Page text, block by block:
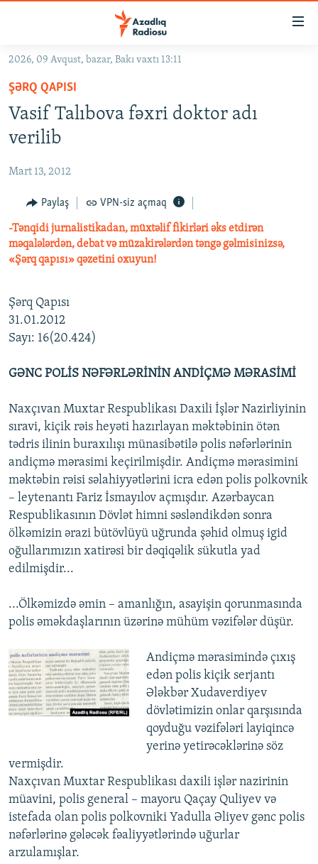
Əsas
qayıt
Əsas
naviqasiyaya
qayıt
#İZAHLA
KORRUPSIOMETR
FƏRQƏ BAX
QANUNI DOĞRU
ARAŞDIRMA
MULTIMEDIA
FOTOQALEREYA
İNFOQRAFIKA
OXU ZALI
AZƏRBAYCAN ƏDƏBIYYATI KITABXANASI
HAQQIMIZDA
MISSIYAMIZ
AZADLIQRADIOSU MOBIL TELEFONUNUZDA
BIZIMLƏ ƏLAQƏ
XƏBƏR BÜLLETENLƏRIMIZ
BIZI IZLƏ
RFE/RL-in bütün saytları
2026, 09 Avqust, bazar, Bakı vaxtı 13:11
ŞƏRQ QAPISI
Vasif Talıbova fəxri doktor adı
verilib
Mart 13, 2012
Paylaş VPN-siz açmaq
-Tənqidi jurnalistikadan, müxtəlif fikirləri əks etdirən
məqalələrdən, debat və müzakirələrdən təngə gəlmisinizsə,
«Şərq qapısı» qəzetini oxuyun!
Şərq Qapısı
31.01.2012
Sayı: 16(20.424)
GƏNC POLİS NƏFƏRLƏRİNİN ANDİÇMƏ MƏRASİMİ
Naxçıvan Muxtar Respublikası Daxili İşlər Nazirliyinin
sıravi, kiçik rəis heyəti hazırlayan məktəbinin ötən
tədris ilinin buraxılışı münasibətilə polis nəfərlərinin
andiçmə mərasimi keçirilmişdir. Andiçmə mərasimini
məktəbin rəisi səlahiyyətlərini icra edən polis polkovnik
– leytenantı Fariz İsmayılov açmışdır. Azərbaycan
Respublikasının Dövlət himni səsləndikdən sonra
ölkəmizin ərazi bütövlüyü uğrunda şəhid olmuş igid
oğullarımızın xatirəsi bir dəqiqəlik sükutla yad
edilmişdir...
...Ölkəmizdə əmin – amanlığın, asayişin qorunmasında
polis əməkdaşlarının üzərinə mühüm vəzifələr düşür.
Andiçmə mərasimində çıxış
edən polis kiçik serjantı
Ələkbər Xudaverdiyev
dövlətimizin onlar qarşısında
qoyduğu vəzifələri layiqincə
yerinə yetirəcəklərinə söz
vermişdir.
Naxçıvan Muxtar Respublikası daxili işlər nazirinin
müavini, polis general – mayoru Qaçay Quliyev və
istefada olan polis polkovniki Yadulla Əliyev gənc polis
nəfərlərinə gələcək fəaliyyətlərində uğurlar
arzulamışlar.